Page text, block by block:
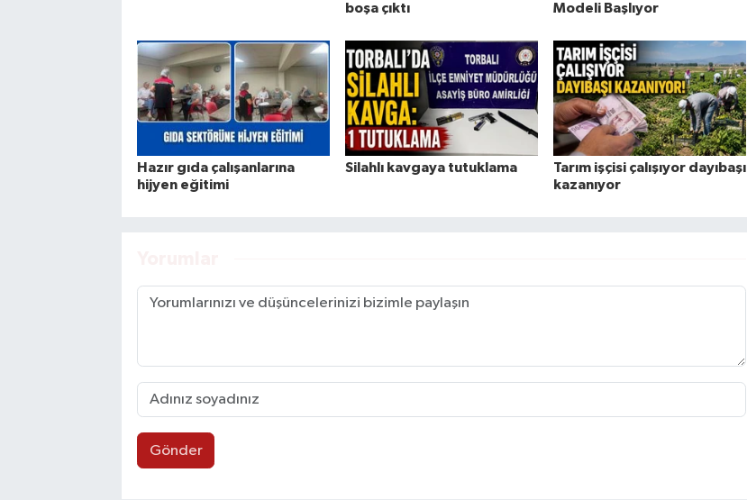
boşa çıktı
Modeli Başlıyor
Hazır gıda çalışanlarına
hijyen eğitimi
Silahlı kavgaya tutuklama
Tarım işçisi çalışıyor dayıbaşı
kazanıyor
Gönder